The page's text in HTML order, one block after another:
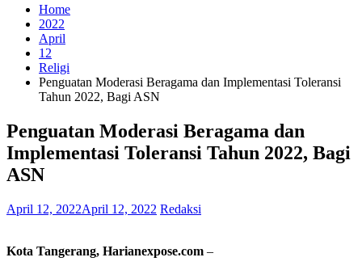
Home
2022
April
12
Religi
Penguatan Moderasi Beragama dan Implementasi Toleransi
Tahun 2022, Bagi ASN
Penguatan Moderasi Beragama dan
Implementasi Toleransi Tahun 2022, Bagi
ASN
April 12, 2022April 12, 2022 Redaksi
Kota Tangerang, Harianexpose.com –